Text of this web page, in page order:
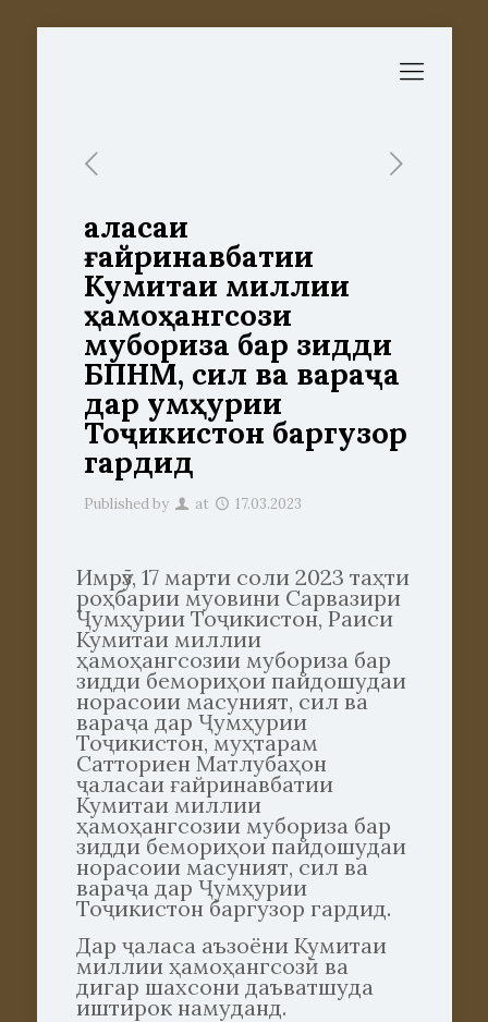
Ҷаласаи
ғайринавбатии
Кумитаи миллии
ҳамоҳангсози
мубориза бар зидди
БПНМ, сил ва вараҷа
дар Ҷумҳурии
Тоҷикистон баргузор
гардид
Published by at 17.03.2023
Имрӯз, 17 марти соли 2023 таҳти
роҳбарии муовини Сарвазири
Ҷумҳурии Тоҷикистон, Раиси
Кумитаи миллии
ҳамоҳангсозии мубориза бар
зидди бемориҳои пайдошудаи
норасоии масуният, сил ва
вараҷа дар Ҷумҳурии
Тоҷикистон, муҳтарам
Сатториен Матлубаҳон
ҷаласаи ғайринавбатии
Кумитаи миллии
ҳамоҳангсозии мубориза бар
зидди бемориҳои пайдошудаи
норасоии масуният, сил ва
вараҷа дар Ҷумҳурии
Тоҷикистон баргузор гардид.
Дар ҷаласа аъзоёни Кумитаи
миллии ҳамоҳангсозӣ ва
дигар шахсони даъватшуда
иштирок намуданд.